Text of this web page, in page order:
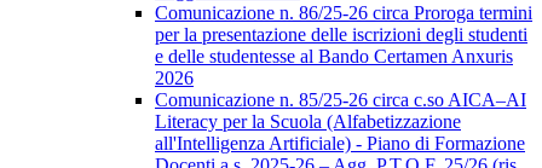
Comunicazione n. 86/25-26 circa Proroga termini
per la presentazione delle iscrizioni degli studenti
e delle studentesse al Bando Certamen Anxuris
2026
Comunicazione n. 85/25-26 circa c.so AICA–AI
Literacy per la Scuola (Alfabetizzazione
all'Intelligenza Artificiale) - Piano di Formazione